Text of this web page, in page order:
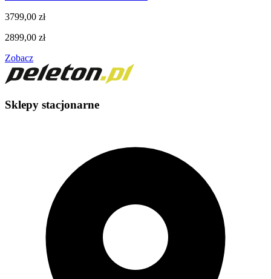
3799,00 zł
2899,00 zł
Zobacz
Sklepy stacjonarne